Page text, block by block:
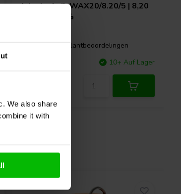
We also share
it with
IntertechnikWAX20/8.20/5 | 8,20
Ω | 20 W | 5%
0 klantbeoordelingen
10+ Auf Lager